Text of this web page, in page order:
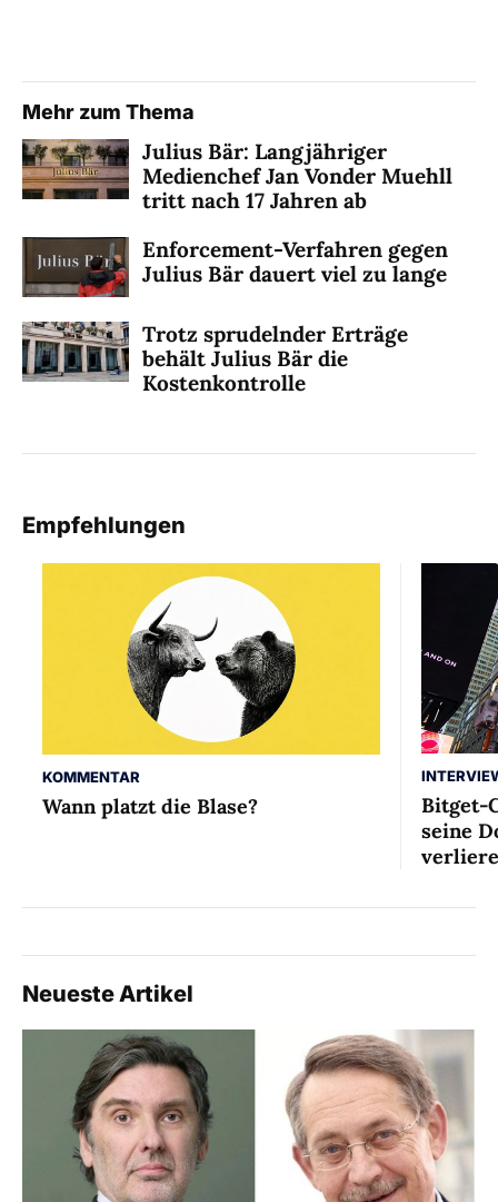
Mehr zum Thema
Julius Bär: Langjähriger
Medienchef Jan Vonder Muehll
tritt nach 17 Jahren ab
Enforcement-Verfahren gegen
Julius Bär dauert viel zu lange
Trotz sprudelnder Erträge
behält Julius Bär die
Kostenkontrolle
Empfehlungen
KOMMENTAR
Wann platzt die Blase?
Bitget-
seine
Neueste Artikel